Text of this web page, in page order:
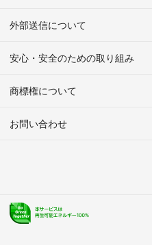
外部送信について
安心・安全のための取り組み
商標権について
お問い合わせ